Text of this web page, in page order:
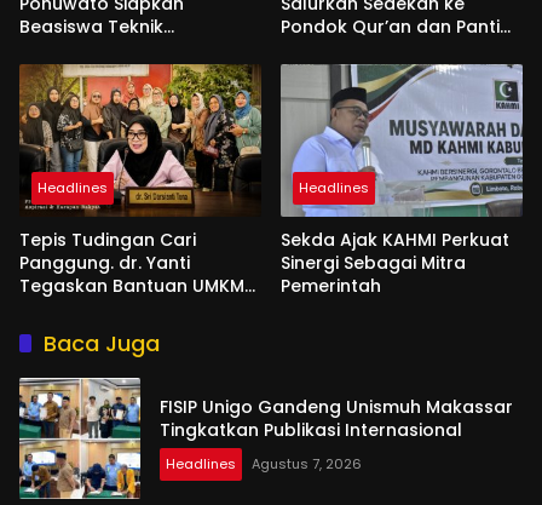
Beasiswa Teknik
Pondok Qur’an dan Panti
Headlines
Tepis Tudingan Cari
Panggung. dr. Yanti
Tegaskan Bantuan UMKM
Rakyat
Headlines
Sekda Ajak KAHMI Perkuat
Sinergi Sebagai Mitra
Pemerintah
Baca Juga
FISIP Unigo Gandeng Unismuh Makassar
Tingkatkan Publikasi Internasional
Headlines Agustus 7, 2026